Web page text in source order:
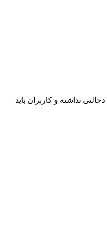
نداشته و کاربران باید